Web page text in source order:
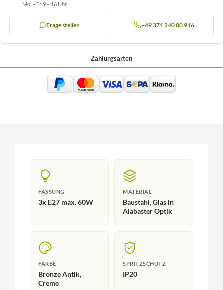
Mo. – Fr. 9 – 16 Uhr
Frage stellen +49 371 240 80 916
Zahlungsarten
FASSUNG
3x E27 max. 60W
MATERIAL
Baustahl, Glas in
Alabaster Optik
FARBE
Bronze Antik,
Creme
SPRITZSCHUTZ
IP20